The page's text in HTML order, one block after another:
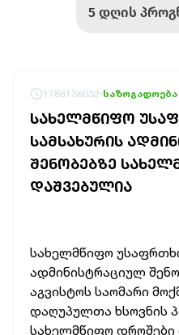
1786136032 საზოგადოება
ᲡᲐᲮᲔᲚᲛᲬᲘᲤᲝ
ᲡᲐᲛᲡᲐᲮᲣᲠᲘᲡ
ᲨᲔᲜᲝᲑᲔᲑᲖᲔ
ᲓᲐᲨᲕᲔᲑᲣᲚᲘᲐ
სახელმწიფო
ადმინისტრაციულ
აგვისტოს საომარი
დაღუპულთა ხსოვნის
სახელმწიფო დროშები